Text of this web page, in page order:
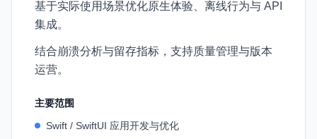
基于实际使用场景优化原生体验、离线行为与 API
集成。
结合崩溃分析与留存指标，支持质量管理与版本
运营。
主要范围
Swift / SwiftUI 应用开发与优化